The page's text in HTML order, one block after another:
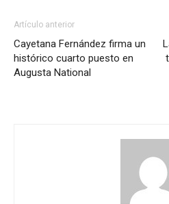
Artículo anterior
Cayetana Fernández firma un
histórico cuarto puesto en
Augusta National